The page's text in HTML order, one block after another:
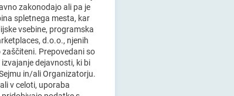
zakonodajo ali pa je
spletnega mesta, kar
vsebine, programska
d.o.o., njenih
Prepovedani so
dejavnosti, ki bi
in/ali Organizatorju.
v celoti, uporaba